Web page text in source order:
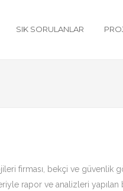
SIK SORULANLAR
firması, bekçi ve
rapor ve analizleri